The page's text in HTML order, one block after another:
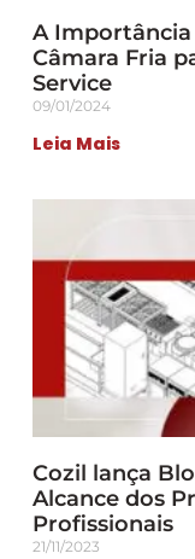
A
Câmara Fria
Service
09/01/2024
Leia Mais
Cozil lança
Alcance dos
Profissionais
21/11/2023